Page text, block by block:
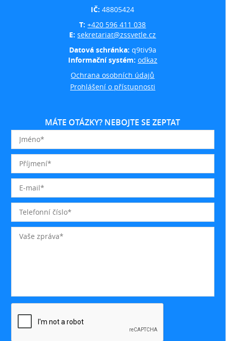
IČ:48805424
T:+420 596 411 038
E:sekretariat@zssvetle.cz
Datová schránka: q9tiv9a
Informační systém: odkaz
Ochrana osobních údajů
Prohlášení o přístupnosti
MÁTE OTÁZKY? NEBOJTE SE ZEPTAT